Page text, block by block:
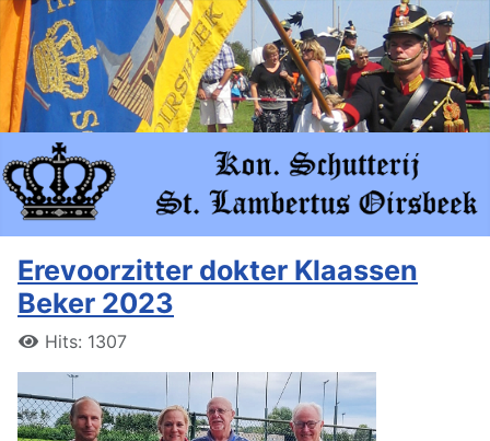
Erevoorzitter dokter Klaassen
Beker 2023
Hits: 1307